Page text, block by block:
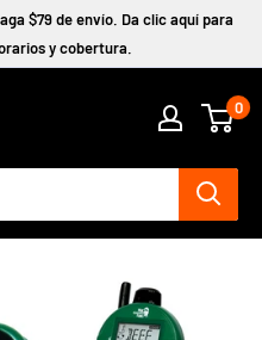
$79 de envío. Da clic aquí para
y cobertura.
0